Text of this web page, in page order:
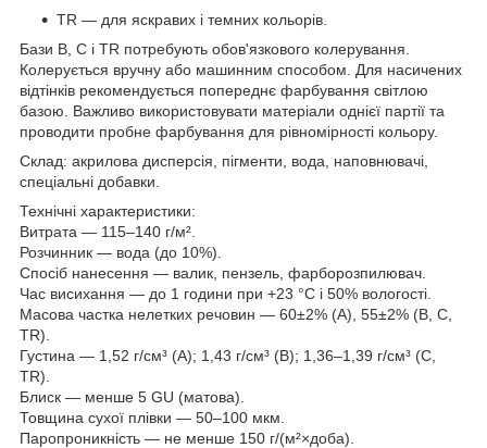
TR — для яскравих і темних кольорів.
Бази В, С і TR потребують обов'язкового колерування.
Колерується вручну або машинним способом. Для насичених
відтінків рекомендується попереднє фарбування світлою
базою. Важливо використовувати матеріали однієї партії та
проводити пробне фарбування для рівномірності кольору.
Склад: акрилова дисперсія, пігменти, вода, наповнювачі,
спеціальні добавки.
Технічні характеристики:
Витрата — 115–140 г/м².
Розчинник — вода (до 10%).
Спосіб нанесення — валик, пензель, фарборозпилювач.
Час висихання — до 1 години при +23 °C і 50% вологості.
Масова частка нелетких речовин — 60±2% (А), 55±2% (В, С,
TR).
Густина — 1,52 г/см³ (А); 1,43 г/см³ (В); 1,36–1,39 г/см³ (С,
TR).
Блиск — менше 5 GU (матова).
Товщина сухої плівки — 50–100 мкм.
Паропроникність — не менше 150 г/(м²×доба).